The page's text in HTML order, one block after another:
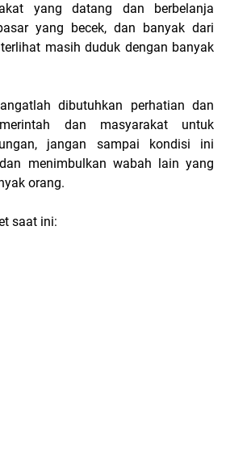
yang datang dan berbelanja
yang becek, dan banyak dari
masih duduk dengan banyak
dibutuhkan perhatian dan
dan masyarakat untuk
jangan sampai kondisi ini
menimbulkan wabah lain yang
orang.
saat ini: